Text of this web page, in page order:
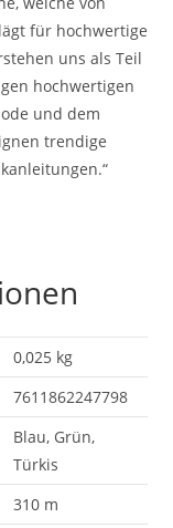
für hochwertige
uns als Teil
hochwertigen
und dem
trendige
0,025 kg
7611862247798
Blau, Grün,
Türkis
310 m